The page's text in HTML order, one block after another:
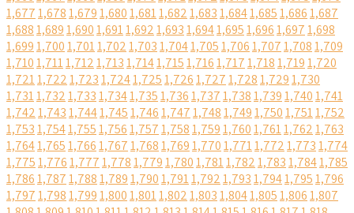
1,6771,6781,6791,6801,6811,6821,6831,6841,6851,6861,687
1,6881,6891,6901,6911,6921,6931,6941,6951,6961,6971,698
1,6991,7001,7011,7021,7031,7041,7051,7061,7071,7081,709
1,7101,7111,7121,7131,7141,7151,7161,7171,7181,7191,720
1,7211,7221,7231,7241,7251,7261,7271,7281,7291,730
1,7311,7321,7331,7341,7351,7361,7371,7381,7391,7401,741
1,7421,7431,7441,7451,7461,7471,7481,7491,7501,7511,752
1,7531,7541,7551,7561,7571,7581,7591,7601,7611,7621,763
1,7641,7651,7661,7671,7681,7691,7701,7711,7721,7731,774
1,7751,7761,7771,7781,7791,7801,7811,7821,7831,7841,785
1,7861,7871,7881,7891,7901,7911,7921,7931,7941,7951,796
1,7971,7981,7991,8001,8011,8021,8031,8041,8051,8061,807